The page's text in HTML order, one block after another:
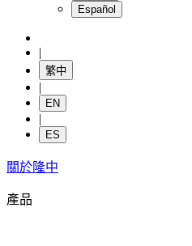
Español
|
繁中
|
EN
|
ES
關於隆中
產品